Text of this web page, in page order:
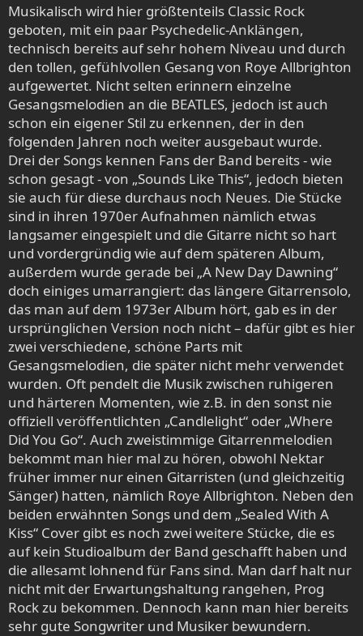
Musikalisch wird hier größtenteils Classic Rock
geboten, mit ein paar Psychedelic-Anklängen,
technisch bereits auf sehr hohem Niveau und durch
den tollen, gefühlvollen Gesang von Roye Allbrighton
aufgewertet. Nicht selten erinnern einzelne
Gesangsmelodien an die BEATLES, jedoch ist auch
schon ein eigener Stil zu erkennen, der in den
folgenden Jahren noch weiter ausgebaut wurde.
Drei der Songs kennen Fans der Band bereits - wie
schon gesagt - von „Sounds Like This“, jedoch bieten
sie auch für diese durchaus noch Neues. Die Stücke
sind in ihren 1970er Aufnahmen nämlich etwas
langsamer eingespielt und die Gitarre nicht so hart
und vordergründig wie auf dem späteren Album,
außerdem wurde gerade bei „A New Day Dawning“
doch einiges umarrangiert: das längere Gitarrensolo,
das man auf dem 1973er Album hört, gab es in der
ursprünglichen Version noch nicht – dafür gibt es hier
zwei verschiedene, schöne Parts mit
Gesangsmelodien, die später nicht mehr verwendet
wurden. Oft pendelt die Musik zwischen ruhigeren
und härteren Momenten, wie z.B. in den sonst nie
offiziell veröffentlichten „Candlelight“ oder „Where
Did You Go“. Auch zweistimmige Gitarrenmelodien
bekommt man hier mal zu hören, obwohl Nektar
früher immer nur einen Gitarristen (und gleichzeitig
Sänger) hatten, nämlich Roye Allbrighton. Neben den
beiden erwähnten Songs und dem „Sealed With A
Kiss“ Cover gibt es noch zwei weitere Stücke, die es
auf kein Studioalbum der Band geschafft haben und
die allesamt lohnend für Fans sind. Man darf halt nur
nicht mit der Erwartungshaltung rangehen, Prog
Rock zu bekommen. Dennoch kann man hier bereits
sehr gute Songwriter und Musiker bewundern.